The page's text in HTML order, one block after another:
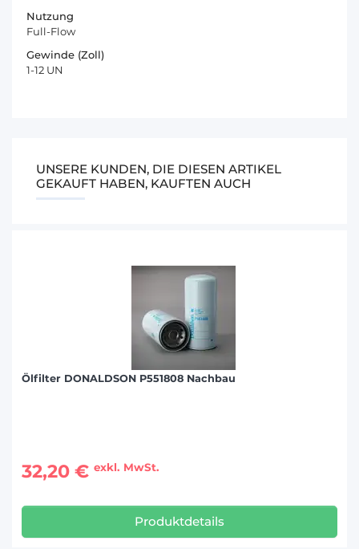
Nutzung
Full-Flow
Gewinde (Zoll)
1-12 UN
UNSERE KUNDEN, DIE DIESEN ARTIKEL
GEKAUFT HABEN, KAUFTEN AUCH
Ölfilter DONALDSON P551808 Nachbau
32,20 € exkl. MwSt.
Produktdetails